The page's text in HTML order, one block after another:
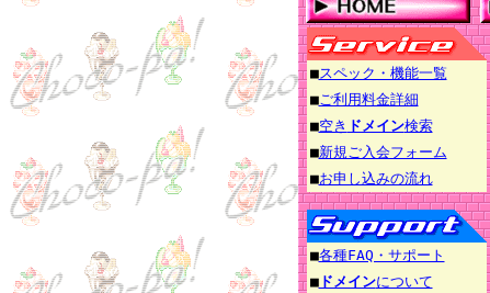
■スペック・機能一覧
■ご利用料金詳細
■空き ドメイン検索
■新規ご入会フォーム
■お申し込みの流れ
■各種FAQ・サポート
■ドメインについて